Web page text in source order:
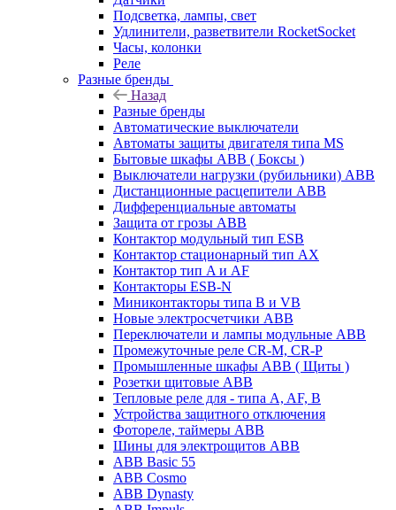
Подсветка, лампы, свет
Удлинители, разветвители RocketSocket
Часы, колонки
Реле
Разные бренды
Назад
Разные бренды
Автоматические выключатели
Автоматы защиты двигателя типа MS
Бытовые шкафы ABB ( Боксы )
Выключатели нагрузки (рубильники) ABB
Дистанционные расцепители ABB
Дифференциальные автоматы
Защита от грозы ABB
Контактор модульный тип ESB
Контактор стационарный тип AX
Контактор тип A и AF
Контакторы ESB-N
Миниконтакторы типа B и VB
Новые электросчетчики ABB
Переключатели и лампы модульные ABB
Промежуточные реле CR-M, CR-P
Промышленные шкафы ABB ( Щиты )
Розетки щитовые ABB
Тепловые реле для - типа A, AF, B
Устройства защитного отключения
Фотореле, таймеры ABB
Шины для электрощитов АВВ
ABB Basic 55
ABB Cosmo
ABB Dynasty